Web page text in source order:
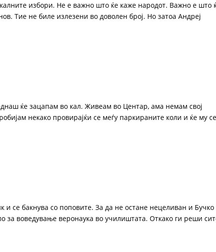
избори. Не е важно што ќе каже народот. Важно е што
Тие не биле излезени во доволен број. Но затоа Андреј
ќе зацапам во кал. Живеам во Центар, ама немам свој
некако провирајќи се меѓу паркираните коли и ќе му се
се бакнува со поповите. За да не остане нецеливан и Бучко
за воведување веронаука во училиштата. Откако ги реши